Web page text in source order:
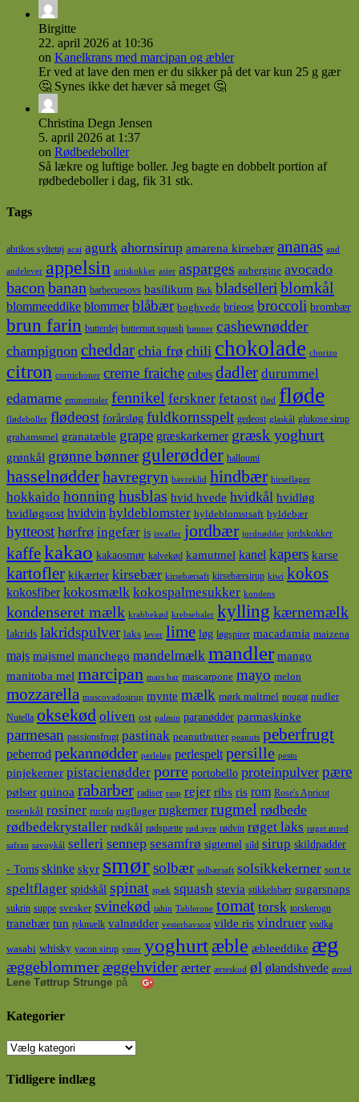
Birgitte
22. april 2026 at 10:36
on Kanelkrans med marcipan og æbler
Er ved at lave den men er du sikker på det var kun 25 g gær
🤔 Synes ikke det hæver så meget 🤔
Christina Degn Jensen
5. april 2026 at 1:37
on Rødbedeboller
Så lækre og luftige boller. Jeg bagte en dobbelt portion af
rødbedeboller i dag, fik 31 stk.
Tags
abrikos syltetøj acai agurk ahornsirup amarena kirsebær ananas and
andelever appelsin artiskokker asier asparges aubergine avocado
bacon banan barbecuesovs basilikum Birk bladselleri blomkål
blommeeddike blommer blåbær boghvede brieost broccoli brombær
brun farin butterdej butternut squash bønner cashewnødder
champignon cheddar chia frø chili chokolade chorizo
citron cornichoner creme fraiche cubes dadler durummel
edamame emmentaler fennikel ferskner fetaost flød fløde
flødeboller flødeost forårsløg fuldkornsspelt gedeost glaskål glukose sirup
grahamsmel granatæble grape græskarkerner græsk yoghurt
grønkål grønne bønner gulerødder halloumi
hasselnødderhavregryn havreklid hindbær hirseflager
hokkaido honning husblas hvid hvede hvidkål hvidløg
hvidløgsost hvidvin hyldeblomster hyldeblomstsaft hyldebær
hytteost hørfrø ingefær is isvafler jordbær jordnødder jordskokker
kaffekakao kakaosmør kalvekød kamutmel kanel kapers karse
kartofler kikærter kirsebær kirsebærsaft kirsebærsirup kiwi kokos
kokosfiber kokosmælk kokospalmesukker kondens
kondenseret mælk krabbekød krebsehaler kylling kærnemælk
lakrids lakridspulver laks lever lime løg løgspirer macadamia maizena
majs majsmel manchego mandelmælk mandler mango
manitoba mel marcipan mars bar mascarpone mayo melon
mozzarella muscovadosirup mynte mælk mørk maltmel nougat nudler
Nutella oksekød oliven ost palmin paranødder parmaskinke
parmesan passionsfrugt pastinak peanutbutter peanuts peberfrugt
peberrod pekannødder perleløg perlespelt persille pesto
pinjekerner pistacienødder porre portobello proteinpulver pære
pølser quinoa rabarber radiser rasp rejer ribs ris rom Rose's Apricot
rosenkål rosiner rucola rugflager rugkerner rugmel rødbede
rødbedekrystaller rødkål rødspætte rød syre rødvin røget laks røget ørred
safran savoykål selleri sennep sesamfrø sigtemel sild sirup skildpadder
- Toms skinke skyr smørsolbær solbærsaft solsikkekerner sort te
speltflager spidskål spinat spæk squash stevia stikkelsbær sugarsnaps
sukrin suppe svesker svinekød tahin Toblerone tomat torsk torskerogn
tranebær tun tykmælk valnødder vesterhavsost vilde ris vindruer vodka
wasabi whisky yacon sirup ymer yoghurtæble æbleeddike æg
æggeblommeræggehvider ærter ærteskud øl ølandshvede ørred
Lene Tøttrup Strunge på
Kategorier
Kategorier
Tidligere indlæg